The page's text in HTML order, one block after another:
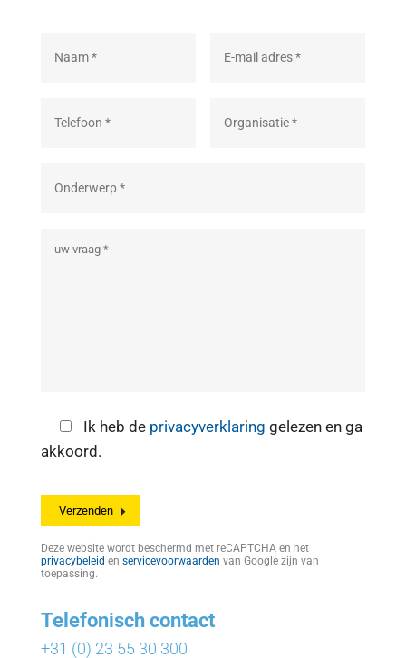
Ik heb de privacyverklaring gelezen en ga
akkoord.
Deze website wordt beschermd met reCAPTCHA en het
privacybeleid en servicevoorwaarden van Google zijn van
toepassing.
Telefonisch contact
+31 (0) 23 55 30 300